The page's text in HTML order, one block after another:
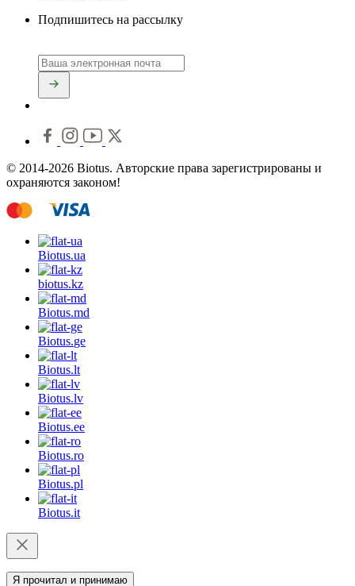
Подпишитесь на рассылку
© 2014-2026 Biotus. Авторские права зарегистрированы и
охраняются законом!
Biotus.ua
biotus.kz
Biotus.md
Biotus.ge
Biotus.lt
Biotus.lv
Biotus.ee
Biotus.ro
Biotus.pl
Biotus.it
Я прочитал и принимаю